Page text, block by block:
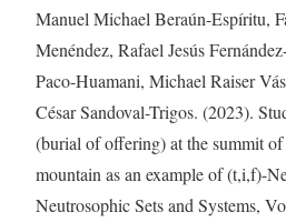
Manuel Michael Beraún-Espíritu,
Menéndez, Rafael Jesús
Paco-Huamani, Michael Raiser
César Sandoval-Trigos. (2023).
(burial of offering) at the summit
mountain as an example of (t,i,f)-
Neutrosophic Sets and Systems,